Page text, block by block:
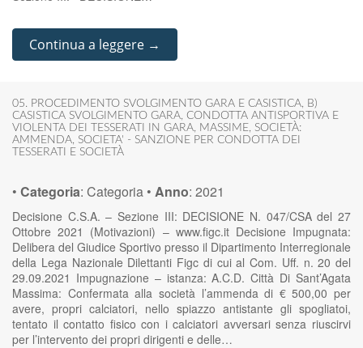
Continua a leggere →
05. PROCEDIMENTO SVOLGIMENTO GARA E CASISTICA, B)
CASISTICA SVOLGIMENTO GARA, CONDOTTA ANTISPORTIVA E
VIOLENTA DEI TESSERATI IN GARA, MASSIME, SOCIETÀ:
AMMENDA, SOCIETA' - SANZIONE PER CONDOTTA DEI
TESSERATI E SOCIETÀ
• Categoria: Categoria • Anno: 2021
Decisione C.S.A. – Sezione III: DECISIONE N. 047/CSA del 27
Ottobre 2021 (Motivazioni) – www.figc.it Decisione Impugnata:
Delibera del Giudice Sportivo presso il Dipartimento Interregionale
della Lega Nazionale Dilettanti Figc di cui al Com. Uff. n. 20 del
29.09.2021 Impugnazione – istanza: A.C.D. Città Di Sant’Agata
Massima: Confermata alla società l’ammenda di € 500,00 per
avere, propri calciatori, nello spiazzo antistante gli spogliatoi,
tentato il contatto fisico con i calciatori avversari senza riuscirvi
per l’intervento dei propri dirigenti e delle…